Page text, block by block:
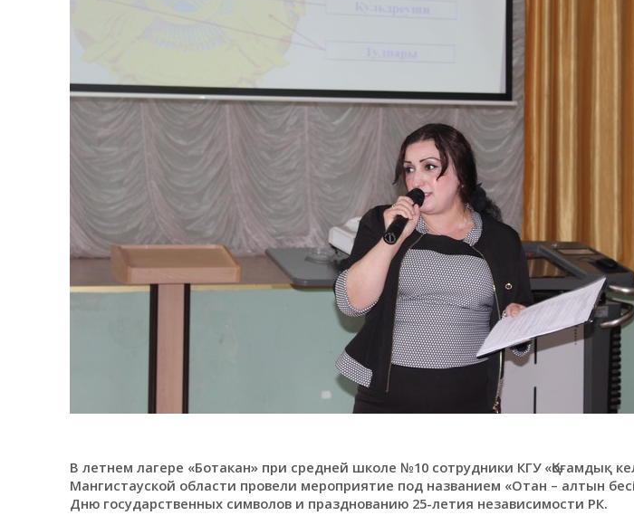
В летнем лагере «Ботакан» при средней школе №10 сотрудники КГУ «Қоғамдық
Мангистауской области провели мероприятие под названием «Отан – алтын
Дню государственных символов и празднованию 25-летия независимости РК.